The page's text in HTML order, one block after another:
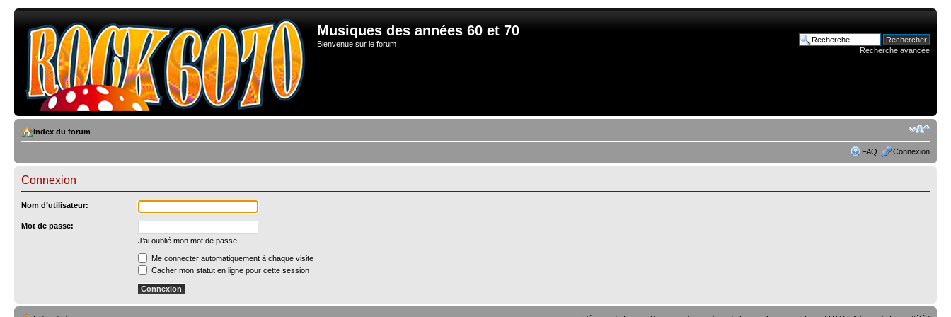
Musiques des années 60 et 70
Bienvenue sur le forum
Recherche avancée
Index du forum
FAQ Connexion
Connexion
Nom d’utilisateur:
Mot de passe:
J’ai oublié mon mot de passe
Me connecter automatiquement à chaque visite
Cacher mon statut en ligne pour cette session